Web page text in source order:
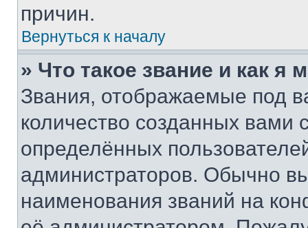
причин.
Вернуться к началу
» Что такое звание и как я
Звания, отображаемые под
количество созданных
определённых
администраторов. Обычно
наименования званий на